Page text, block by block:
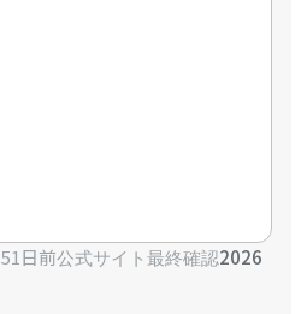
51日前公式サイト最終確認2026